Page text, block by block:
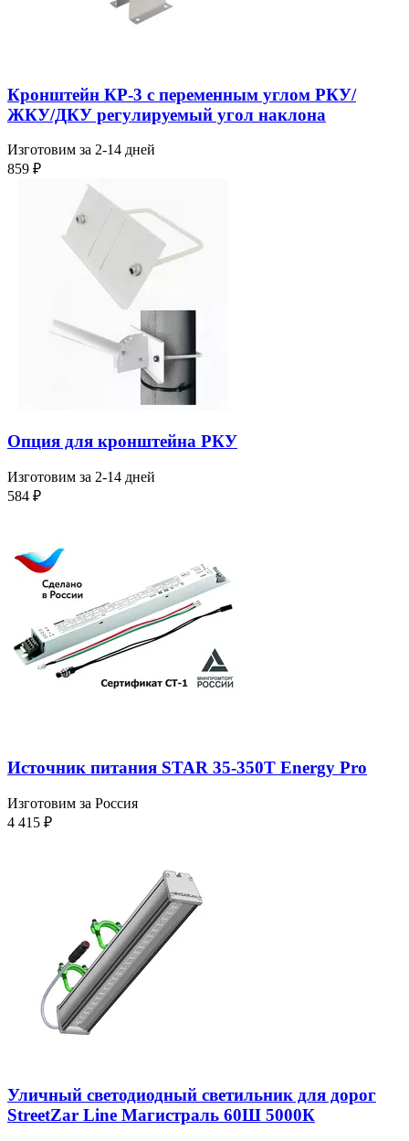
Кронштейн КР-3 с переменным углом РКУ/
ЖКУ/ДКУ регулируемый угол наклона
Изготовим за 2-14 дней
859 ₽
Опция для кронштейна РКУ
Изготовим за 2-14 дней
584 ₽
Источник питания STAR 35-350T Energy Pro
Изготовим за Россия
4 415 ₽
Уличный светодиодный светильник для дорог
StreetZar Line Магистраль 60Ш 5000К